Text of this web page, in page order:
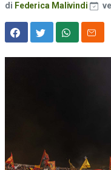
di Federica Malivindi